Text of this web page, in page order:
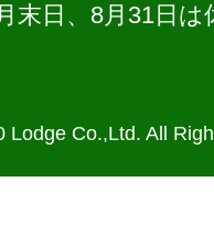
末日、8月31日
Lodge Co.,Ltd. All